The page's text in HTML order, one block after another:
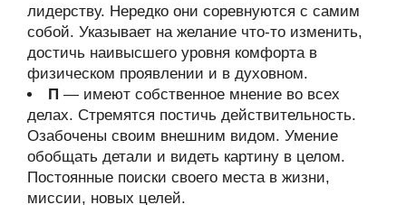
лидерству. Нередко они соревнуются с самим
собой. Указывает на желание что-то изменить,
достичь наивысшего уровня комфорта в
физическом проявлении и в духовном.
П — имеют собственное мнение во всех
делах. Стремятся постичь действительность.
Озабочены своим внешним видом. Умение
обобщать детали и видеть картину в целом.
Постоянные поиски своего места в жизни,
миссии, новых целей.